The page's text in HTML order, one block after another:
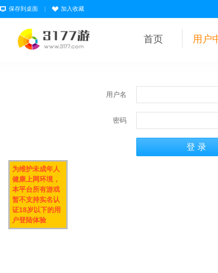
保存到桌面 加入收藏
首页 用户
用户名
密码
为维护未成年人
健康上网环境，
本平台所有游戏
暂不支持实名认
证18岁以下的用
户登陆体验